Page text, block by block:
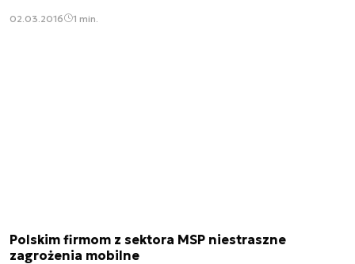
02.03.2016 1 min.
Polskim firmom z sektora MSP niestraszne
zagrożenia mobilne